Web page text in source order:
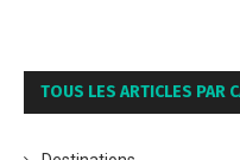
TOUS LES ARTICLES PAR